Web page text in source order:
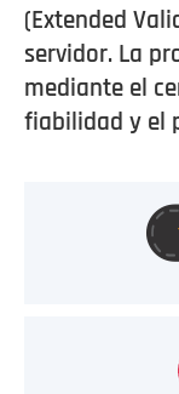
(Extended
servidor. La
mediante el
fiabilidad y el